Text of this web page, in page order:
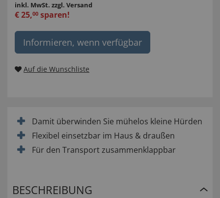
inkl. MwSt. zzgl. Versand
€25,00 sparen!
Informieren, wenn verfügbar
Auf die Wunschliste
Damit überwinden Sie mühelos kleine Hürden
Flexibel einsetzbar im Haus & draußen
Für den Transport zusammenklappbar
BESCHREIBUNG